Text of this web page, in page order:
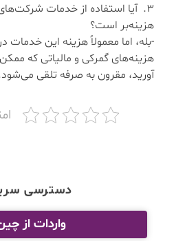
آیا استفاده از خدمات
هزینه‌بر است؟
-بله، اما معمولاً هزینه این خدمات
هزینه‌های گمرکی و مالیاتی که
آورید، مقرون به صرفه تلقی
دسترسی
واردات از